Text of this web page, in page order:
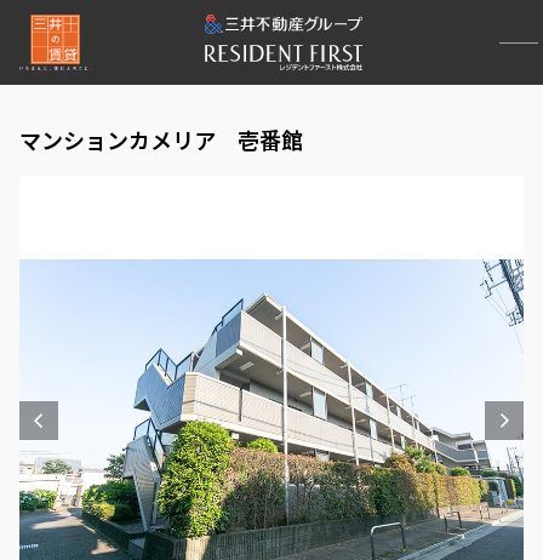
マンションカメリア 壱番館